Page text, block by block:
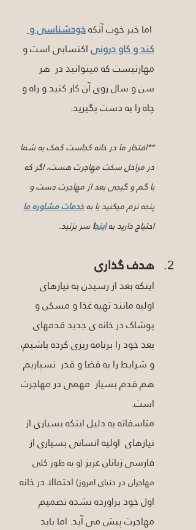
خودشناسی و
کند و کاو درونی اکتسابی است و
مهارتیست که میتوانید در  هر
سن و سال روی آن کار کنید و راه و
چاه را به دست بگیرید.
**افتخار ما در خانه کجاست کمک به شما
در مراحل سخت مهاجرت هست، اگر که
با گم و گیجی بعد از مهاجرت دست و
پنجه نرم میکنید یا به خدمات مشاوره ما
احتیاج دارید به اینجا سر بزنید.
هدف گذاری
اینکه بعد از رسیدن به نیازهای
اولیه مانند تهیه غذا و مسکن و
پوشاک در خانه ی جدید قدمهای
بعد خود را برنامه ریزی کرده باشیم،
و شرایط را به قضا و قدر  نسپاریم
هم قدم بسیار  مهمی در مهاجرت
است.
متاسفانه به دلیل اینکه بسیاری از
نیازهای  اولیه انسانی بسیاری از
فارسی زبانان عزیز (و به طور کلی
مهاجران در دنیای امروز) احتمالا در خانه
اول خود براورده نشده تصمیم
مهاجرت پیش می آید. اما باید